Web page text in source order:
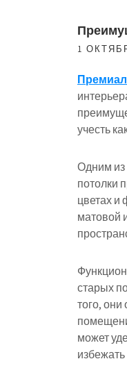
1
учесть
Одним из
потолки
цветах и
матовой
старых
того,
может